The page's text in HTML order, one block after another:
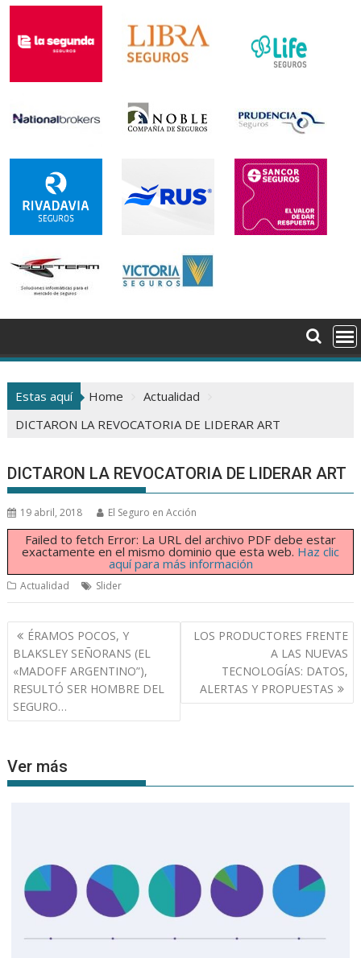
Estas aquí Home
Actualidad
DICTARON LA REVOCATORIA DE LIDERAR ART
DICTARON LA REVOCATORIA DE LIDERAR ART
19 abril, 2018 El Seguro en Acción
Failed to fetch Error: La URL del archivo PDF debe estar
exactamente en el mismo dominio que esta web. Haz clic
aquí para más información
Actualidad Slider
Navegación
de
entradas
ÉRAMOS POCOS, Y
BLAKSLEY SEÑORANS (EL
«MADOFF ARGENTINO”),
RESULTÓ SER HOMBRE DEL
SEGURO…
LOS PRODUCTORES FRENTE
A LAS NUEVAS
TECNOLOGÍAS: DATOS,
ALERTAS Y PROPUESTAS
Ver más